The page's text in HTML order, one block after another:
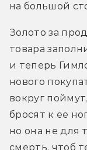
на большой
Золото за
товара
и теперь
нового
вокруг
бросят к ее
но она не для
смерть, чтоб